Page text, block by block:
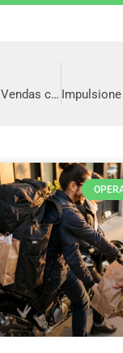
Impulsione Suas Vendas com o Melhor Sistema de Delivery em Ibiúna